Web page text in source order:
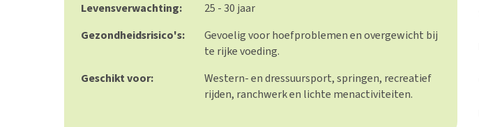
Levensverwachting:
25 - 30 jaar
Gezondheidsrisico's:
Gevoelig voor hoefproblemen en overgewicht bij
te rijke voeding.
Geschikt voor:
Western- en dressuursport, springen, recreatief
rijden, ranchwerk en lichte menactiviteiten.